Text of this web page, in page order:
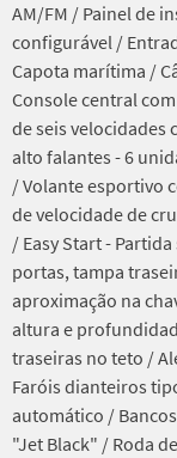
AM/FM / Painel de
configurável /
Capota marítima /
Console central
de seis velocidades
alto falantes - 6
/ Volante esportivo
de velocidade de
/ Easy Start -
portas, tampa
aproximação na
altura e
traseiras no teto /
Faróis dianteiros
automático /
"Jet Black" / Roda